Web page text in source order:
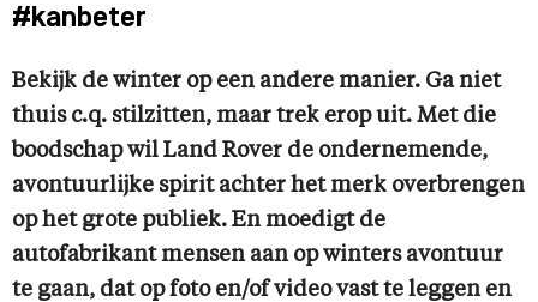
#kanbeter
Bekijk de winter op een andere manier. Ga niet
thuis c.q. stilzitten, maar trek erop uit. Met die
boodschap wil Land Rover de ondernemende,
avontuurlijke spirit achter het merk overbrengen
op het grote publiek. En moedigt de
autofabrikant mensen aan op winters avontuur
te gaan, dat op foto en/of video vast te leggen en